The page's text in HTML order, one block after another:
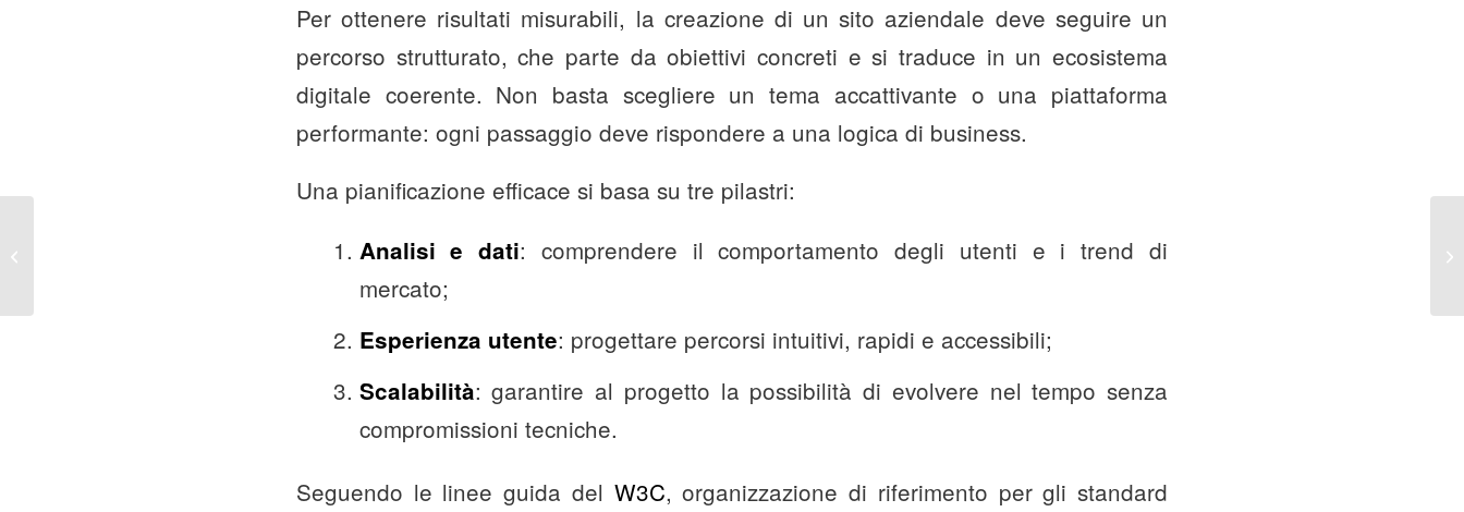
Per ottenere risultati misurabili, la creazione di un sito aziendale deve seguire un
percorso strutturato, che parte da obiettivi concreti e si traduce in un ecosistema
digitale coerente. Non basta scegliere un tema accattivante o una piattaforma
performante: ogni passaggio deve rispondere a una logica di business.
Una pianificazione efficace si basa su tre pilastri:
Analisi e dati: comprendere il comportamento degli utenti e i trend di
mercato;
Esperienza utente: progettare percorsi intuitivi, rapidi e accessibili;
Scalabilità: garantire al progetto la possibilità di evolvere nel tempo senza
compromissioni tecniche.
Seguendo le linee guida del W3C, organizzazione di riferimento per gli standard